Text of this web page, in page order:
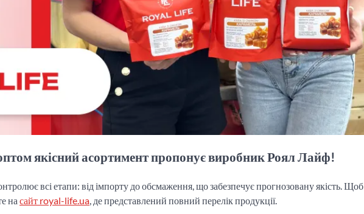
якісний асортимент пропонує виробник Роял Лайф!
всі етапи: від імпорту до обсмаження, що забезпечує прогнозовану якість. Щоб
на сайт royal-life.ua, де представлений повний перелік продукції.